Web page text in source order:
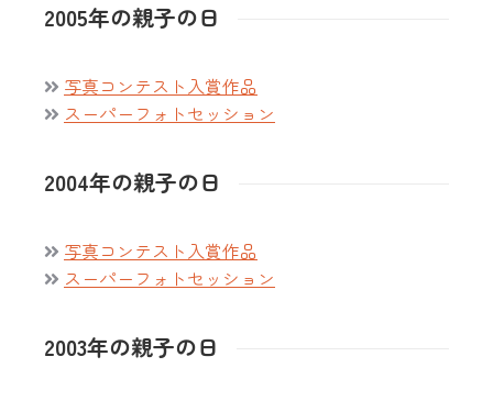
2005年の親子の日
写真コンテスト入賞作品
スーパーフォトセッション
2004年の親子の日
写真コンテスト入賞作品
スーパーフォトセッション
2003年の親子の日